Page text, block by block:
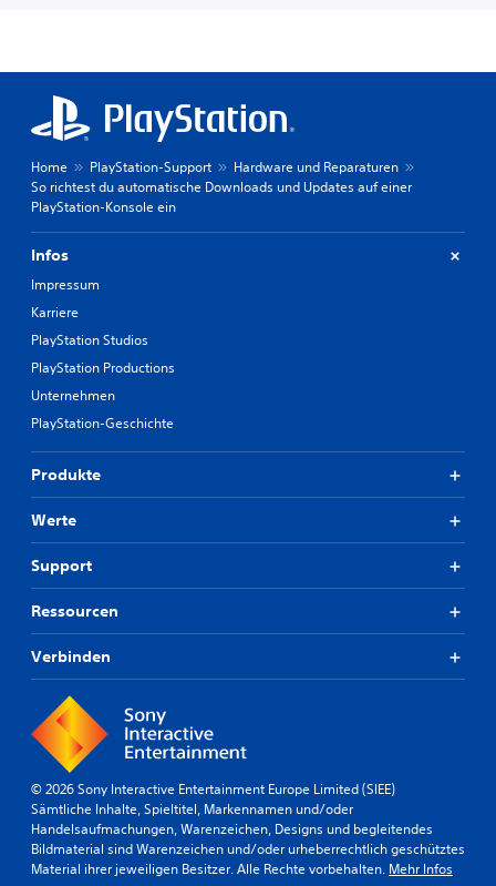
Home PlayStation-Support
Hardware und Reparaturen
So richtest du automatische Downloads und Updates auf einer
PlayStation-Konsole ein
Infos
Impressum
Karriere
PlayStation Studios
PlayStation Productions
Unternehmen
PlayStation-Geschichte
Produkte
Werte
Support
Ressourcen
Verbinden
© 2026 Sony Interactive Entertainment Europe Limited (SIEE)
Sämtliche Inhalte, Spieltitel, Markennamen und/oder
Handelsaufmachungen, Warenzeichen, Designs und begleitendes
Bildmaterial sind Warenzeichen und/oder urheberrechtlich geschütztes
Material ihrer jeweiligen Besitzer. Alle Rechte vorbehalten. Mehr Infos